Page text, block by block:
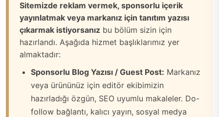
Sitemizde reklam vermek, sponsorlu içerik
yayınlatmak veya markanız için tanıtım yazısı
çıkarmak istiyorsanız bu bölüm sizin için
hazırlandı. Aşağıda hizmet başlıklarımız yer
almaktadır:
Sponsorlu Blog Yazısı / Guest Post: Markanız
veya ürününüz için editör ekibimizin
hazırladığı özgün, SEO uyumlu makaleler. Do-
follow bağlantı, kalıcı yayın, sosyal medya